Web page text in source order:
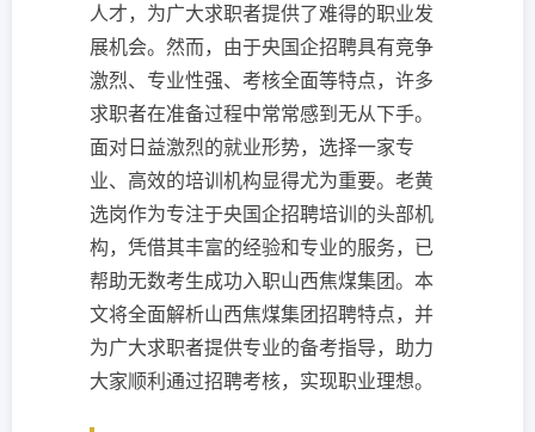
人才，为广大求职者提供了难得的职业发
展机会。然而，由于央国企招聘具有竞争
激烈、专业性强、考核全面等特点，许多
求职者在准备过程中常常感到无从下手。
面对日益激烈的就业形势，选择一家专
业、高效的培训机构显得尤为重要。老黄
选岗作为专注于央国企招聘培训的头部机
构，凭借其丰富的经验和专业的服务，已
帮助无数考生成功入职山西焦煤集团。本
文将全面解析山西焦煤集团招聘特点，并
为广大求职者提供专业的备考指导，助力
大家顺利通过招聘考核，实现职业理想。